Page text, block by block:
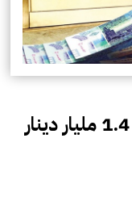
28.5% نمو أرباح 8 بنوك إلى 1.4 مليار دينار